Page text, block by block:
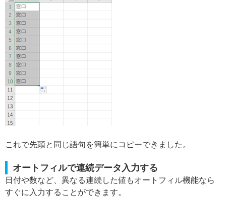
これで先頭と同じ語句を簡単にコピーできました。
オートフィルで連続データ入力する
日付や数など、異なる連続した値もオートフィル機能なら
すぐに入力することができます。